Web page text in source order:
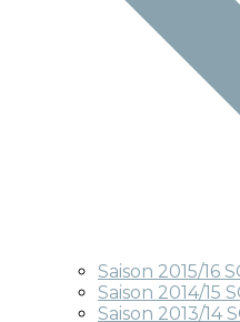
Saison 2015/16
Saison 2014/15
Saison 2013/14